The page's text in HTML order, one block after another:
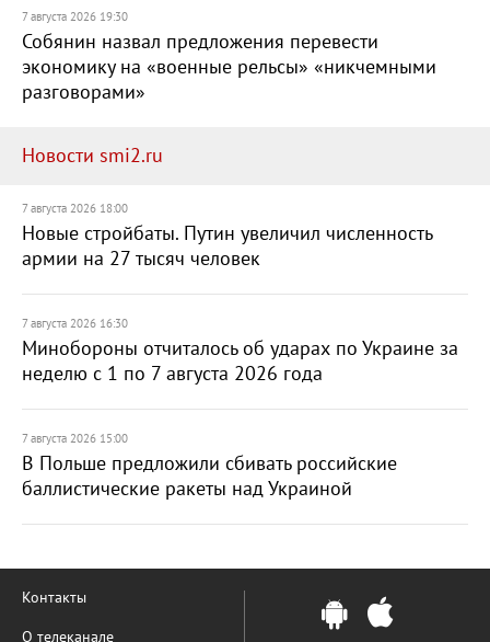
7 августа 2026 19:30
Собянин назвал предложения перевести
экономику на «военные рельсы» «никчемными
разговорами»
Новости smi2.ru
7 августа 2026 18:00
Новые стройбаты. Путин увеличил численность
армии на 27 тысяч человек
7 августа 2026 16:30
Минобороны отчиталось об ударах по Украине за
неделю с 1 по 7 августа 2026 года
7 августа 2026 15:00
В Польше предложили сбивать российские
баллистические ракеты над Украиной
Контакты
О телеканале